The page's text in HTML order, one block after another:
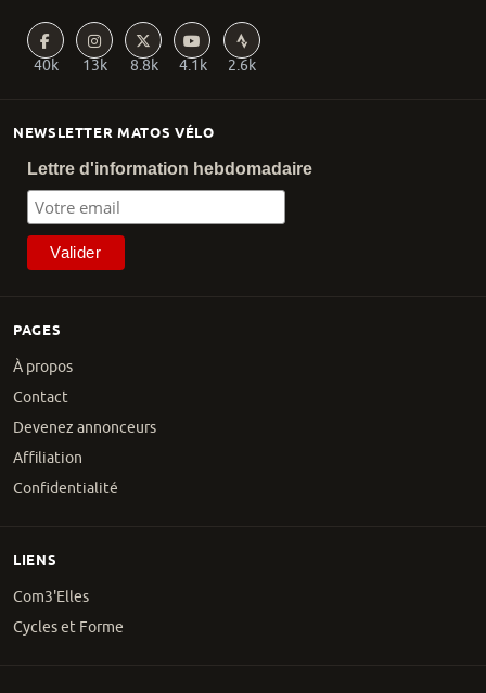
PAGES
À propos
Contact
Devenez annonceurs
Affiliation
Confidentialité
NEWSLETTER MATOS VÉLO
Lettre d'information hebdomadaire
40k 13k 8.8k 4.1k 2.6k
LIENS
Com3'Elles
Cycles et Forme